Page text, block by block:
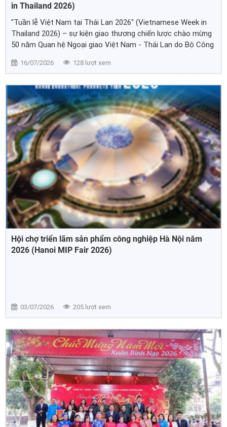
in Thailand 2026)
"Tuần lễ Việt Nam tại Thái Lan 2026" (Vietnamese Week in
Thailand 2026) – sự kiện giao thương chiến lược chào mừng
50 năm Quan hệ Ngoại giao Việt Nam - Thái Lan do Bộ Công
Giang, Lào Cai cùng Central Retail tổ chức.
16/07/2026 128 lượt xem
Hội chợ triển lãm sản phẩm công nghiệp Hà Nội năm
2026 (Hanoi MIP Fair 2026)
03/07/2026 205 lượt xem